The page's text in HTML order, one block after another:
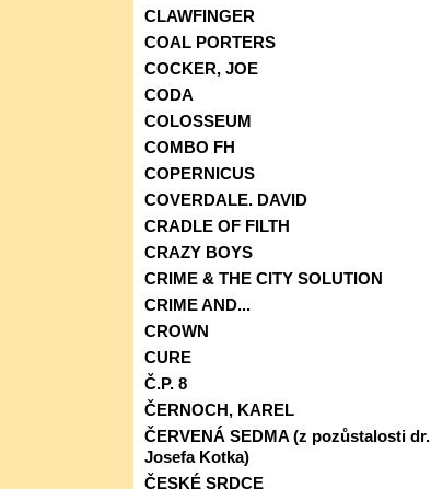
CLAWFINGER
COAL PORTERS
COCKER, JOE
CODA
COLOSSEUM
COMBO FH
COPERNICUS
COVERDALE. DAVID
CRADLE OF FILTH
CRAZY BOYS
CRIME & THE CITY SOLUTION
CRIME AND...
CROWN
CURE
Č.P. 8
ČERNOCH, KAREL
ČERVENÁ SEDMA (z pozůstalosti dr.
Josefa Kotka)
ČESKÉ SRDCE